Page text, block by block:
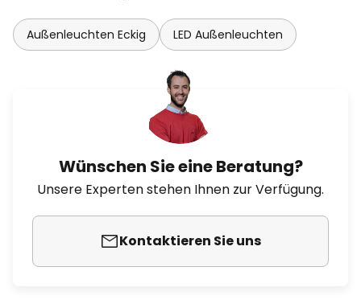
Außenleuchten Eckig LED Außenleuchten
Wünschen Sie eine Beratung?
Unsere Experten stehen Ihnen zur Verfügung.
Kontaktieren Sie uns